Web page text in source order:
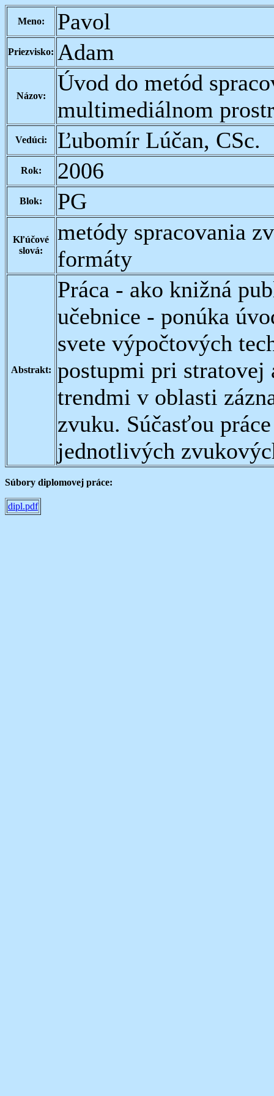
Meno: Pavol
Priezvisko: Adam
Názov:
Úvod do metód
multimediálnom
Vedúci: Ľubomír Lúčan, CSc.
Rok: 2006
Blok: PG
Kľúčové
slová:
metódy spracovania
formáty
Abstrakt:
Práca - ako knižná
učebnice - ponúka
svete výpočtových
postupmi pri stratovej
trendmi v oblasti
zvuku. Súčasťou
jednotlivých
Súbory diplomovej práce:
dipl.pdf